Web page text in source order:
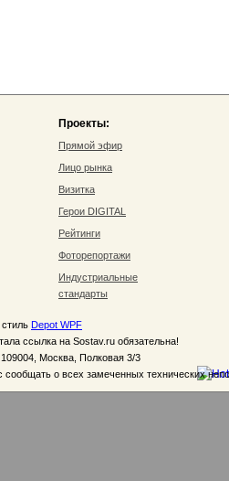
Проекты:
Прямой эфир
Лицо рынка
Визитка
Герои DIGITAL
Рейтинги
Фоторепортажи
Индустриальные
стандарты
Depot WPF
ссылка на Sostav.ru обязательна!
109004, Москва, Полковая 3/3
сообщать о всех замеченных технических